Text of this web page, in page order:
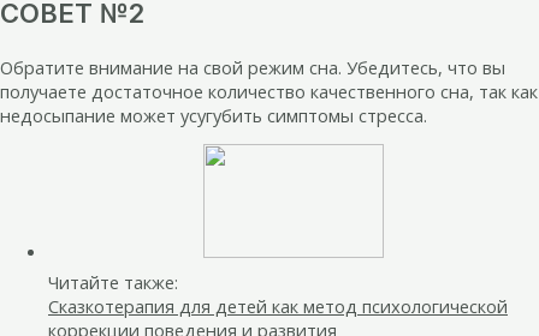
СОВЕТ №2
Обратите внимание на свой режим сна. Убедитесь, что вы
получаете достаточное количество качественного сна, так как
недосыпание может усугубить симптомы стресса.
Читайте также:
Сказкотерапия для детей как метод психологической
коррекции поведения и развития